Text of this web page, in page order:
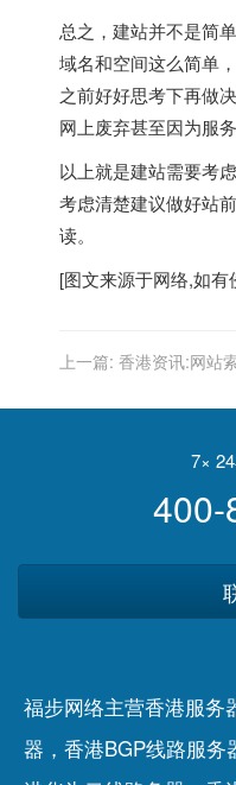
总之，建站并不是简
域名和空间这么简单
之前好好思考下再做
网上废弃甚至因为服
以上就是建站需要考
考虑清楚建议做好站
读。
[图文来源于网络,如
上一篇: 香港资讯:网站
7×
400-
福步网络主营香港服务
器，香港BGP线路服